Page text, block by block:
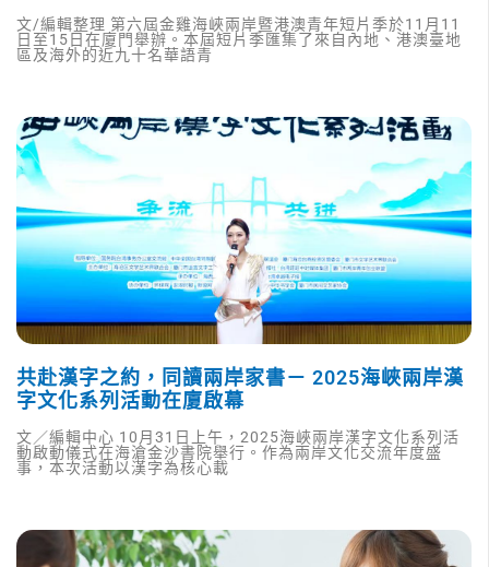
文/編輯整理 第六屆金雞海峽兩岸暨港澳青年短片季於11月11
日至15日在廈門舉辦。本屆短片季匯集了來自內地、港澳臺地
區及海外的近九十名華語青
共赴漢字之約，同讀兩岸家書－ 2025海峽兩岸漢
字文化系列活動在廈啟幕
文／編輯中心 10月31日上午，2025海峽兩岸漢字文化系列活
動啟動儀式在海滄金沙書院舉行。作為兩岸文化交流年度盛
事，本次活動以漢字為核心載